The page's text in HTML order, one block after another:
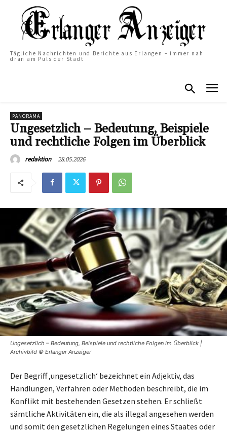
Tägliche Nachrichten und Berichte aus Erlangen – immer nah
dran am Puls der Stadt
PANORAMA
Ungesetzlich – Bedeutung, Beispiele
und rechtliche Folgen im Überblick
redaktion 28.05.2026
Ungesetzlich – Bedeutung, Beispiele und rechtliche Folgen im Überblick |
Archivbild © Erlanger Anzeiger
Der Begriff ‚ungesetzlich‘ bezeichnet ein Adjektiv, das
Handlungen, Verfahren oder Methoden beschreibt, die im
Konflikt mit bestehenden Gesetzen stehen. Er schließt
sämtliche Aktivitäten ein, die als illegal angesehen werden
und somit den gesetzlichen Regelungen eines Staates oder